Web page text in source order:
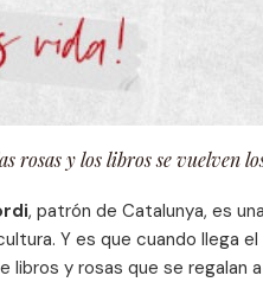
rosas y los libros se vuelven
, patrón de Catalunya, es
Y es que cuando llega el
libros y rosas que se regalan